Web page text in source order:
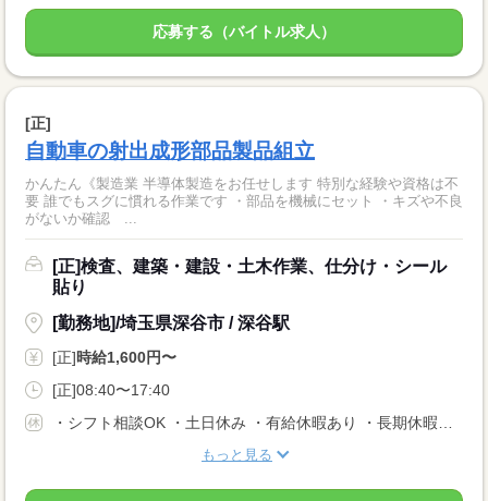
応募する（バイトル求人）
[正]
自動車の射出成形部品製品組立
かんたん《製造業 半導体製造をお任せします 特別な経験や資格は不
要 誰でもスグに慣れる作業です ・部品を機械にセット ・キズや不良
がないか確認 ...
[正]検査、建築・建設・土木作業、仕分け・シール
貼り
[勤務地]/埼玉県深谷市 / 深谷駅
[正]時給1,600円〜
[正]08:40〜17:40
もっと見る